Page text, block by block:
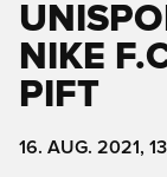
NIKE
PIFT
16. AUG. 2021,